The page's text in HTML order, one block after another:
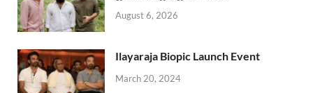
August 6, 2026
Ilayaraja Biopic Launch Event
March 20, 2024